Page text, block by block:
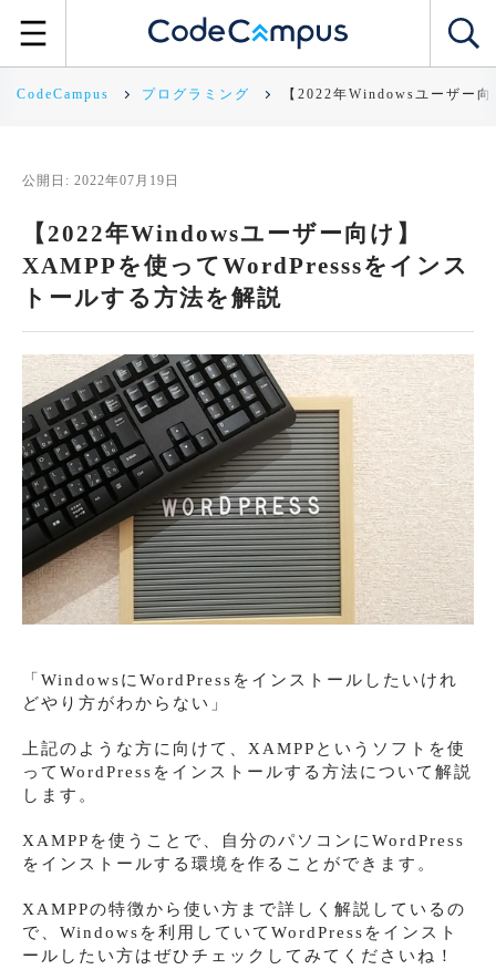
CodeCampus プログラミング 【2022年Windowsユーザー
公開日: 2022年07月19日
【2022年Windowsユーザー向け】
XAMPPを使ってWordPresssをインス
トールする方法を解説
「WindowsにWordPressをインストールしたいけれ
どやり方がわからない」
上記のような方に向けて、XAMPPというソフトを使
ってWordPressをインストールする方法について解説
します。
XAMPPを使うことで、自分のパソコンにWordPress
をインストールする環境を作ることができます。
XAMPPの特徴から使い方まで詳しく解説しているの
で、Windowsを利用していてWordPressをインスト
ールしたい方はぜひチェックしてみてくださいね！